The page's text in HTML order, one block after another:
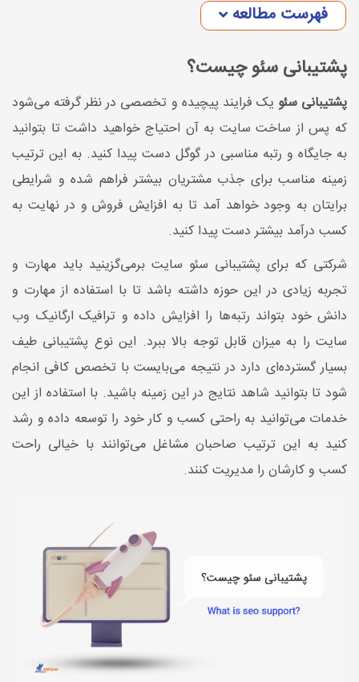
فهرست مطالعه
پشتیبانی سئو چیست؟
پشتیبانی سئو یک فرایند پیچیده و تخصصی در نظر گرفته می‌شود
که پس از ساخت سایت به آن احتیاج خواهید داشت تا بتوانید
به جایگاه و رتبه مناسبی در گوگل دست پیدا کنید. به این ترتیب
زمینه مناسب برای جذب مشتریان بیشتر فراهم شده و شرایطی
برایتان به وجود خواهد آمد تا به افزایش فروش و در نهایت به
کسب درآمد بیشتر دست پیدا کنید.
شرکتی که برای پشتیبانی سئو سایت برمی‌گزینید باید مهارت و
تجربه زیادی در این حوزه داشته باشد تا با استفاده از مهارت و
دانش خود بتواند رتبه‌ها را افزایش داده و ترافیک ارگانیک وب
سایت را به میزان قابل توجه بالا ببرد. این نوع پشتیبانی طیف
بسیار گسترده‌ای دارد در نتیجه می‌بایست با تخصص کافی انجام
شود تا بتوانید شاهد نتایج در این زمینه باشید. با استفاده از این
خدمات می‌توانید به راحتی کسب و کار خود را توسعه داده و رشد
کنید به این ترتیب صاحبان مشاغل می‌توانند با خیالی راحت
کسب و کارشان را مدیریت کنند.